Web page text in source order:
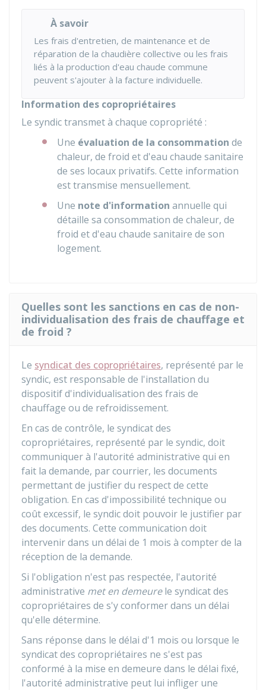
À savoir
Les frais d'entretien, de maintenance et de
réparation de la chaudière collective ou les frais
liés à la production d'eau chaude commune
peuvent s'ajouter à la facture individuelle.
Information des copropriétaires
Le syndic transmet à chaque copropriété :
Une évaluation de la consommation de
chaleur, de froid et d'eau chaude sanitaire
de ses locaux privatifs. Cette information
est transmise mensuellement.
Une note d'information annuelle qui
détaille sa consommation de chaleur, de
froid et d'eau chaude sanitaire de son
logement.
Quelles sont les sanctions en cas de non-
individualisation des frais de chauffage et
de froid ?
Le syndicat des copropriétaires, représenté par le
syndic, est responsable de l'installation du
dispositif d'individualisation des frais de
chauffage ou de refroidissement.
En cas de contrôle, le syndicat des
copropriétaires, représenté par le syndic, doit
communiquer à l'autorité administrative qui en
fait la demande, par courrier, les documents
permettant de justifier du respect de cette
obligation. En cas d'impossibilité technique ou
coût excessif, le syndic doit pouvoir le justifier par
des documents. Cette communication doit
intervenir dans un délai de 1 mois à compter de la
réception de la demande.
Si l'obligation n'est pas respectée, l'autorité
administrative met en demeurele syndicat des
copropriétaires de s'y conformer dans un délai
qu'elle détermine.
Sans réponse dans le délai d'1 mois ou lorsque le
syndicat des copropriétaires ne s'est pas
conformé à la mise en demeure dans le délai fixé,
l'autorité administrative peut lui infliger une